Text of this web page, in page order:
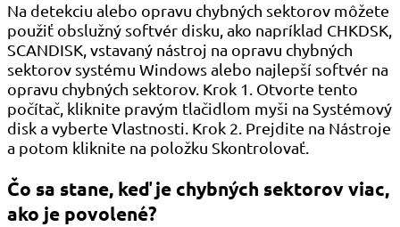
Na detekciu alebo opravu chybných sektorov môžete
použiť obslužný softvér disku, ako napríklad CHKDSK,
SCANDISK, vstavaný nástroj na opravu chybných
sektorov systému Windows alebo najlepší softvér na
opravu chybných sektorov. Krok 1. Otvorte tento
počítač, kliknite pravým tlačidlom myši na Systémový
disk a vyberte Vlastnosti. Krok 2. Prejdite na Nástroje
a potom kliknite na položku Skontrolovať.
Čo sa stane, keď je chybných sektorov viac,
ako je povolené?